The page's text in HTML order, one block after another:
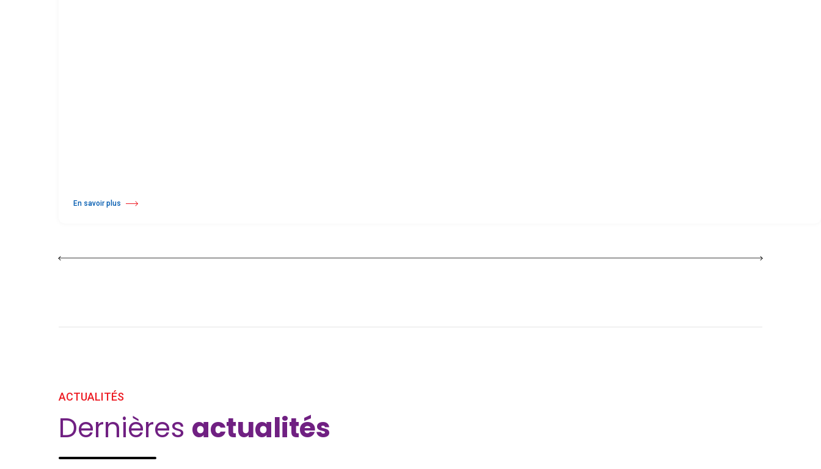
En savoir plus
à propos Sangles pour tapis de danse
ACTUALITÉS
Dernières actualités